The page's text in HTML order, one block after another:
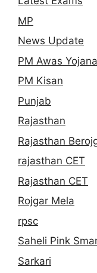
MP
News Update
PM Awas Yojana
PM Kisan
Punjab
Rajasthan
Rajasthan
rajasthan CET
Rajasthan CET
Rojgar Mela
rpsc
Saheli Pink
Sarkari